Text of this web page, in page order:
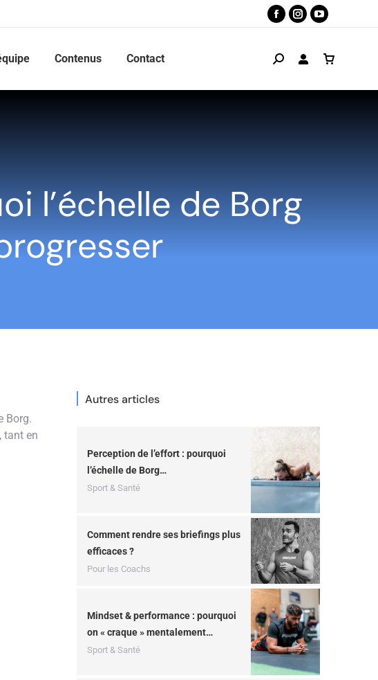
Contenus Contact
l’échelle de Borg
Borg.
tant en
Autres articles
Perception de l’effort : pourquoi
l’échelle de Borg…
Sport & Santé
Comment rendre ses briefings plus
efficaces ?
Pour les Coachs
Mindset & performance : pourquoi
on « craque » mentalement…
Sport & Santé